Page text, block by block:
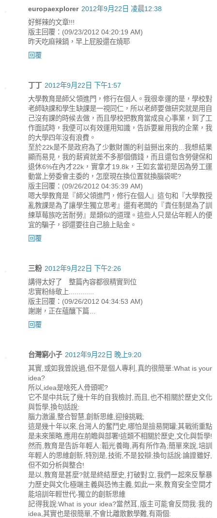
europaexplorer 2012年9月22日 凌晨12:38
好鮮辣的文章!!!
版主回覆：(09/23/2012 04:20:19 AM)
昨天吃麻辣鍋，早上屁股還在燒耶
回覆
丁丁 2012年9月22日 下午1:57
大學教育是師父領進門，修行在個人。我很幸運的是，學校對
老師缺課和學生缺課是一視同仁，所以老師要做研究就是用自
己沒有課的時候去做，而且學校把教育當成良心事業，到了工
作面試時，我便可以有效運用知識，告訴要雇用我的企業，我
的大學四年沒有浪費。
至於22k是不是政府為了少數財團的利益掰出來的...我想結果
顯而易見，我的薪資就差不多那個價錢，而且還包含勞健保和
退休6%在內才22k，實拿才19.8k，王如玄當初是因為勞工運
動當上勞委會主委的，怎麼現在換位置就換腦袋呢?
版主回覆：(09/26/2012 04:35:39 AM)
嗯大學教育是『師父領進門，修行在個人』這句和『大學教授
亂教課是為了讓學生獨立思考』還有老闆的『責任制是為了訓
練草莓族吃苦耐勞』是類似的道理。這些人只是佔年輕人的便
宜的騙子，卻還要往自己臉上貼金。
回覆
三粉 2012年9月22日 下午2:26
講得太好了 整篇內容都很精實到位
忠實粉絲敬上.............
版主回覆：(09/26/2012 04:34:53 AM)
謝謝，正在蘊釀下篇…
回覆
台灣窮小子 2012年9月22日 晚上9:20
其實,或如我曾說過,但不是個人專利,真的很簡單:What is your
idea?
所以,idea是啥死人骨頭呢?
它不是中共玩了幾十年的自我檢討,而且,也不相關於歷史文化
與哲學,換句話說:
腦力激盪,整合智慧,創新思維,迎接挑戰;
這是幾十年以來,台灣人的奮鬥史,哪怕是撿易開罐;其戰術重點
是未來策略,應用在前瞻與部署!這類不相關於歷史,文化與哲學!
然而,教育是告訴年輕人:韜光養晦,再有所作為;簡單來說,培訓
年輕人的思維創新,特別是,技術,不是狡辯;換句話說:論證雖好,
但不如分析與整合!
是以,教育是甚麼?就是終結歷史,打破對立,我們一起來反擊暴
力歷史與文化極端主義與恐怖主義,如此一來,教育安全空間才
能培訓年輕世代-獨立的創新思維
記得我說:What is your idea?當然耳,版主可能會反問我:我的
idea,其實也是很簡單,不會比離散數學難,有兩個: